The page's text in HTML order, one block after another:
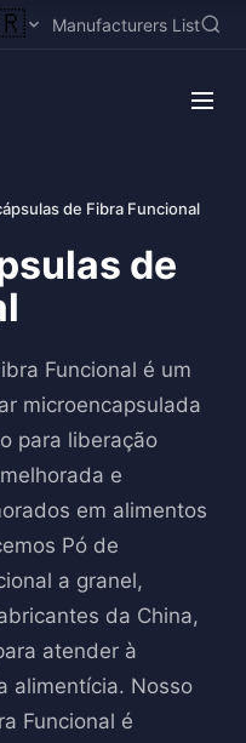
Manufacturers List
de Fibra Funcional
de
Funcional é um
microencapsulada
para liberação
e
em alimentos
Pó de
a granel,
da China,
atender à
alimentícia. Nosso
Funcional é